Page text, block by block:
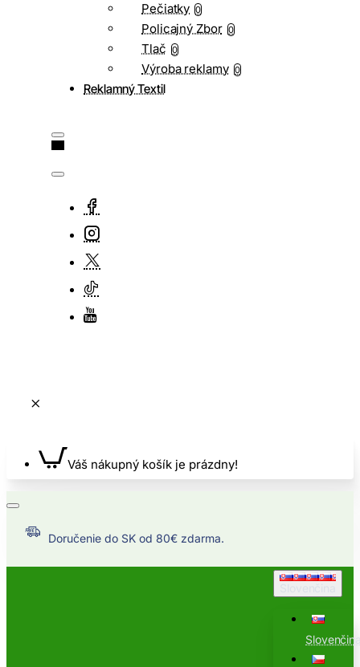
Pečiatky 0
Policajný Zbor 0
Tlač 0
Výroba reklamy 0
Reklamný Textil
Váš nákupný košík je prázdny!
Doručenie do SK od 80€ zdarma.